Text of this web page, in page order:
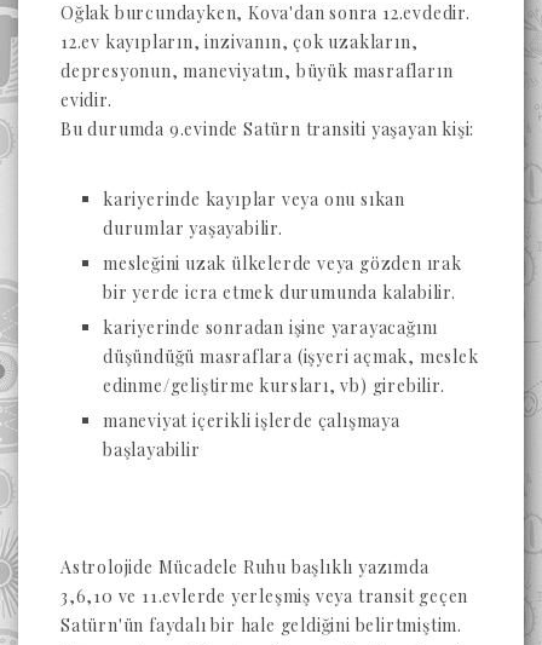
Oğlak burcundayken, Kova'dan sonra 12.evdedir.
12.ev kayıpların, inzivanın, çok uzakların,
depresyonun, maneviyatın, büyük masrafların
evidir.
Bu durumda 9.evinde Satürn transiti yaşayan kişi:
kariyerinde kayıplar veya onu sıkan
durumlar yaşayabilir.
mesleğini uzak ülkelerde veya gözden ırak
bir yerde icra etmek durumunda kalabilir.
kariyerinde sonradan işine yarayacağını
düşündüğü masraflara (işyeri açmak, meslek
edinme/geliştirme kursları, vb) girebilir.
maneviyat içerikli işlerde çalışmaya
başlayabilir
Astrolojide Mücadele Ruhu başlıklı yazımda
3,6,10 ve 11.evlerde yerleşmiş veya transit geçen
Satürn'ün faydalı bir hale geldiğini belirtmiştim.